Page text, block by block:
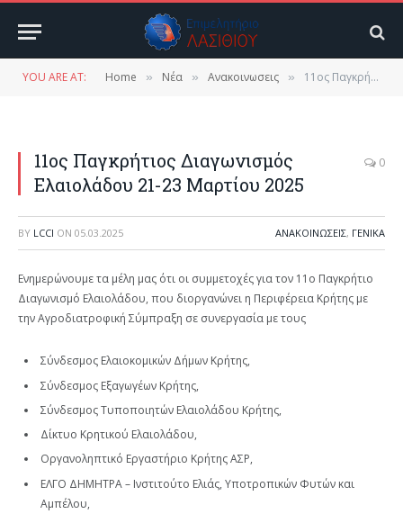
YOU ARE AT: Home » Νέα » Ανακοινωσεις » 11ος Παγκρήτιος Διαγωνισμός Ελαιολάδου 21-23 Μαρτίου 2025
11ος Παγκρήτιος Διαγωνισμός
Ελαιολάδου 21-23 Μαρτίου 2025
0
BY LCCI ON 05.03.2025 ΑΝΑΚΟΙΝΩΣΕΙΣ, ΓΕΝΙΚΑ
Eνημερώνουμε τα μέλη μας ότι οι συμμετοχές για τον 11ο Παγκρήτιο
Διαγωνισμό Ελαιολάδου, που διοργανώνει η Περιφέρεια Κρήτης με
την Αγροδιατροφική Σύμπραξη σε συνεργασία με τους
Σύνδεσμος Ελαιοκομικών Δήμων Κρήτης,
Σύνδεσμος Εξαγωγέων Κρήτης,
Σύνδεσμος Τυποποιητών Ελαιολάδου Κρήτης,
Δίκτυο Κρητικού Ελαιολάδου,
Οργανοληπτικό Εργαστήριο Κρήτης ΑΣΡ,
ΕΛΓΟ ΔΗΜΗΤΡΑ – Ινστιτούτο Ελιάς, Υποτροπικών Φυτών και
Αμπέλου,